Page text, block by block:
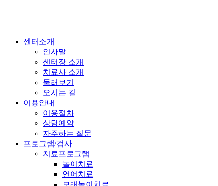
센터소개
인사말
센터장 소개
치료사 소개
둘러보기
오시는 길
이용안내
이용절차
상담예약
자주하는 질문
프로그램/검사
치료프로그램
놀이치료
언어치료
모래놀이치료